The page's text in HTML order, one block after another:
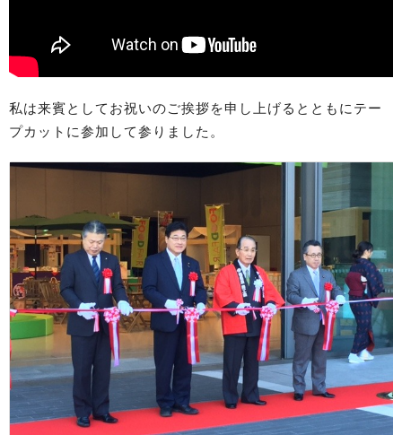
私は来賓としてお祝いのご挨拶を申し上げるとともにテー
プカットに参加して参りました。